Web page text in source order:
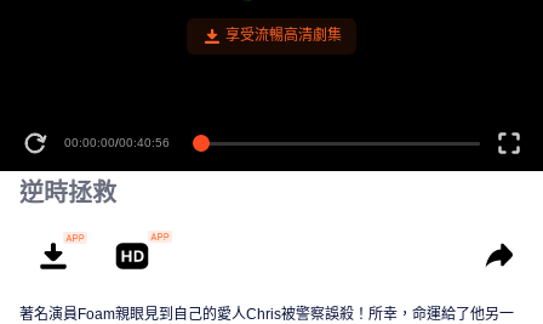
享受流暢高清劇集
00:00:00/00:40:56
逆時拯救
著名演員Foam親眼見到自己的愛人Chris被警察誤殺！所幸，命運給了他另一